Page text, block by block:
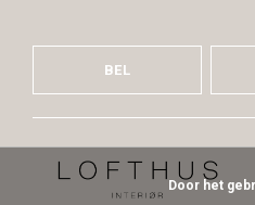
BEL
Door het